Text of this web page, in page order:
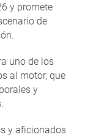
y promete
de
uno de los
al motor, que
y
y aficionados